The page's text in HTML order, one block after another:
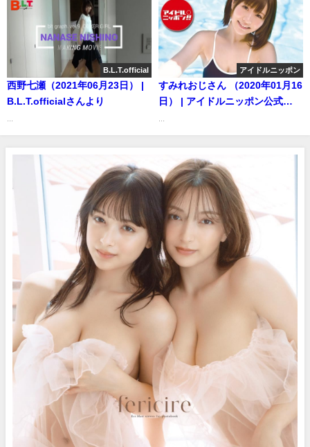
チューブさんより
B.L.T.official
西野七瀬（2021年06月23日） |
B.L.T.officialさんより
アイドルニッポン
すみれおじさん （2020年01月16
日） | アイドルニッポン公式